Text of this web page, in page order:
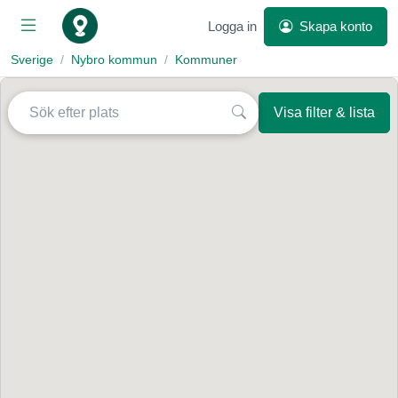
Logga in Skapa konto
Sverige Nybro kommun Kommuner
Visa filter & lista